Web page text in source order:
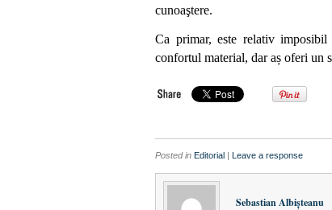
cunoaştere.
Ca primar, este relativ
confortul material, dar aș oferi un
Posted in Editorial | Leave a response
Sebastian Albişteanu